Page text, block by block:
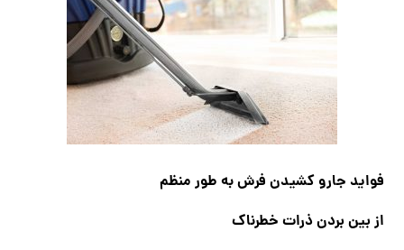
فواید جارو کشیدن فرش به طور منظم
از بین بردن ذرات خطرناک